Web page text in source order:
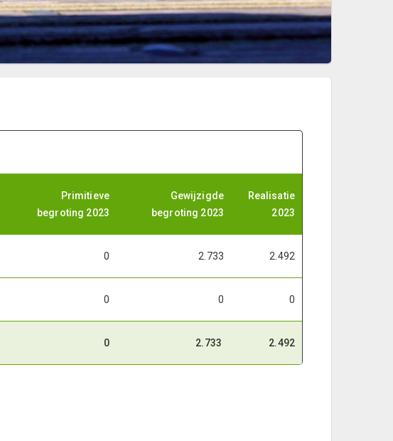
Primitieve
begroting 2023
Gewijzigde
begroting 2023
Realisatie
2023
0 2.733 2.492
0 0 0
0 2.733 2.492